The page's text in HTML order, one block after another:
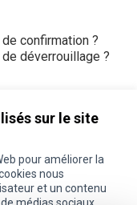
sur le site
pour améliorer la
nous
et un contenu
confirmation ?
déverrouillage ?